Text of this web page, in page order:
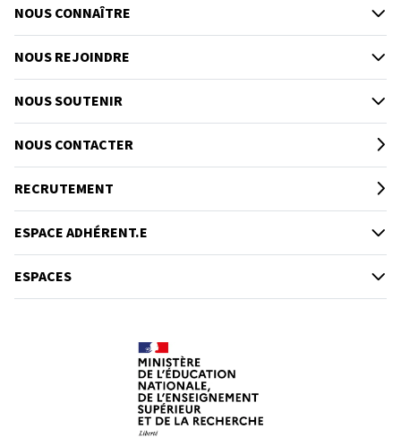
NOUS CONNAÎTRE
NOUS REJOINDRE
NOUS SOUTENIR
NOUS CONTACTER
RECRUTEMENT
ESPACE ADHÉRENT.E
ESPACES